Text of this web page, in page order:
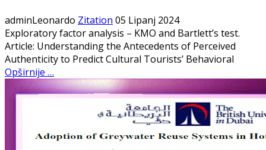
adminLeonardo Zitation 05 Lipanj 2024
Exploratory factor analysis – KMO and Bartlett’s test.
Article: Understanding the Antecedents of Perceived
Authenticity to Predict Cultural Tourists’ Behavioral
Opširnije …